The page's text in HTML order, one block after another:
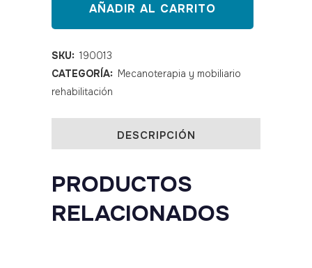
madera
1
cuerpo
AÑADIR AL CARRITO
SKU: 190013
CATEGORÍA: Mecanoterapia y mobiliario
rehabilitación
DESCRIPCIÓN
PRODUCTOS
RELACIONADOS